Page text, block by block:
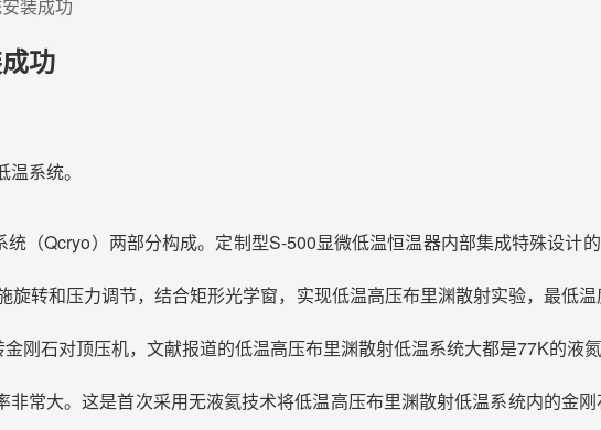
装成功
功
系统。
（Qcryo）两部分构成。定制型S-500显微低温恒温器内部集成特殊设计
转和压力调节，结合矩形光学窗，实现低温高压布里渊散射实验，最低
刚石对顶压机，文献报道的低温高压布里渊散射低温系统大都是77K的液
常大。这是首次采用无液氦技术将低温高压布里渊散射低温系统内的金刚